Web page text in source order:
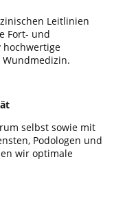
Leitlinien
Fort- und
selbst sowie mit
Podologen und
wir optimale